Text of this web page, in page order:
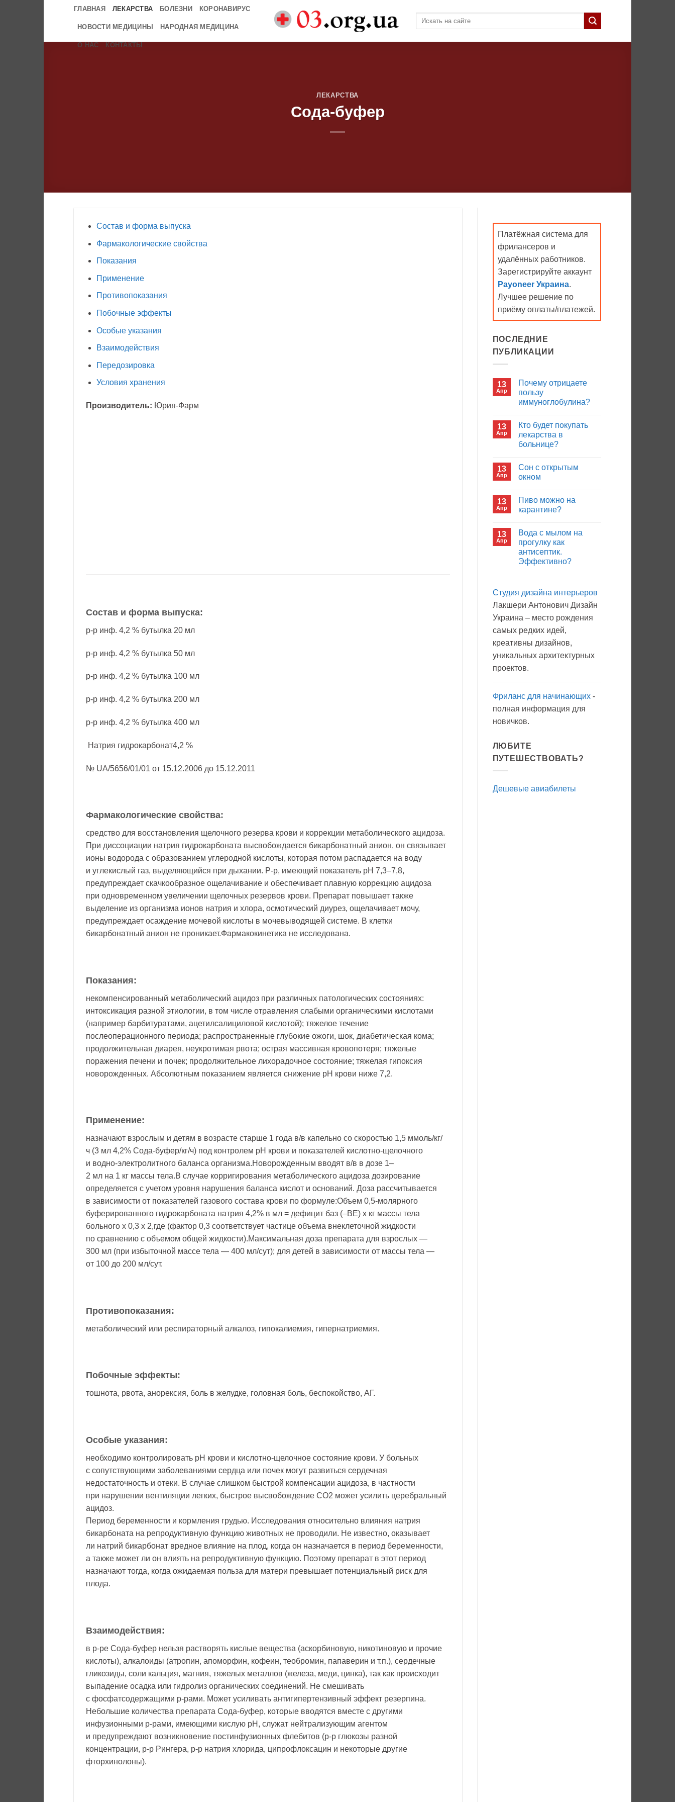
ГЛАВНАЯ ЛЕКАРСТВА БОЛЕЗНИ КОРОНАВИРУС
НОВОСТИ МЕДИЦИНЫ НАРОДНАЯ МЕДИЦИНА
О НАС КОНТАКТЫ
ЛЕКАРСТВА
Сода-буфер
Состав и форма выпуска
Фармакологические свойства
Показания
Применение
Противопоказания
Побочные эффекты
Особые указания
Взаимодействия
Передозировка
Условия хранения
Производитель: Юрия-Фарм
Состав и форма выпуска:
р-р инф. 4,2 % бутылка 20 мл
р-р инф. 4,2 % бутылка 50 мл
р-р инф. 4,2 % бутылка 100 мл
р-р инф. 4,2 % бутылка 200 мл
р-р инф. 4,2 % бутылка 400 мл
Натрия гидрокарбонат4,2 %
№ UA/5656/01/01 от 15.12.2006 до 15.12.2011
Фармакологические свойства:
средство для восстановления щелочного резерва крови и коррекции метаболического ацидоза.
При диссоциации натрия гидрокарбоната высвобождается бикарбонатный анион, он связывает
ионы водорода с образованием углеродной кислоты, которая потом распадается на воду
и углекислый газ, выделяющийся при дыхании. Р-р, имеющий показатель рН 7,3–7,8,
предупреждает скачкообразное ощелачивание и обеспечивает плавную коррекцию ацидоза
при одновременном увеличении щелочных резервов крови. Препарат повышает также
выделение из организма ионов натрия и хлора, осмотический диурез, ощелачивает мочу,
предупреждает осаждение мочевой кислоты в мочевыводящей системе. В клетки
бикарбонатный анион не проникает.Фармакокинетика не исследована.
Показания:
некомпенсированный метаболический ацидоз при различных патологических состояниях:
интоксикация разной этиологии, в том числе отравления слабыми органическими кислотами
(например барбитуратами, ацетилсалициловой кислотой); тяжелое течение
послеоперационного периода; распространенные глубокие ожоги, шок, диабетическая кома;
продолжительная диарея, неукротимая рвота; острая массивная кровопотеря; тяжелые
поражения печени и почек; продолжительное лихорадочное состояние; тяжелая гипоксия
новорожденных. Абсолютным показанием является снижение рН крови ниже 7,2.
Применение:
назначают взрослым и детям в возрасте старше 1 года в/в капельно со скоростью 1,5 ммоль/кг/
ч (3 мл 4,2% Сода-буфер/кг/ч) под контролем рН крови и показателей кислотно-щелочного
и водно-электролитного баланса организма.Новорожденным вводят в/в в дозе 1–
2 мл на 1 кг массы тела.В случае корригирования метаболического ацидоза дозирование
определяется с учетом уровня нарушения баланса кислот и оснований. Доза рассчитывается
в зависимости от показателей газового состава крови по формуле:Объем 0,5-молярного
буферированного гидрокарбоната натрия 4,2% в мл = дефицит баз (–ВЕ) х кг массы тела
больного х 0,3 х 2,где (фактор 0,3 соответствует частице объема внеклеточной жидкости
по сравнению с объемом общей жидкости).Максимальная доза препарата для взрослых —
300 мл (при избыточной массе тела — 400 мл/сут); для детей в зависимости от массы тела —
от 100 до 200 мл/сут.
Противопоказания:
метаболический или респираторный алкалоз, гипокалиемия, гипернатриемия.
Побочные эффекты:
тошнота, рвота, анорексия, боль в желудке, головная боль, беспокойство, АГ.
Особые указания:
необходимо контролировать рН крови и кислотно-щелочное состояние крови. У больных
с сопутствующими заболеваниями сердца или почек могут развиться сердечная
недостаточность и отеки. В случае слишком быстрой компенсации ацидоза, в частности
при нарушении вентиляции легких, быстрое высвобождение СО2 может усилить церебральный
ацидоз.
Период беременности и кормления грудью. Исследования относительно влияния натрия
бикарбоната на репродуктивную функцию животных не проводили. Не известно, оказывает
ли натрий бикарбонат вредное влияние на плод, когда он назначается в период беременности,
а также может ли он влиять на репродуктивную функцию. Поэтому препарат в этот период
назначают тогда, когда ожидаемая польза для матери превышает потенциальный риск для
плода.
Взаимодействия:
в р-ре Сода-буфер нельзя растворять кислые вещества (аскорбиновую, никотиновую и прочие
кислоты), алкалоиды (атропин, апоморфин, кофеин, теобромин, папаверин и т.п.), сердечные
гликозиды, соли кальция, магния, тяжелых металлов (железа, меди, цинка), так как происходит
выпадение осадка или гидролиз органических соединений. Не смешивать
с фосфатсодержащими р-рами. Может усиливать антигипертензивный эффект резерпина.
Небольшие количества препарата Сода-буфер, которые вводятся вместе с другими
инфузионными р-рами, имеющими кислую рН, служат нейтрализующим агентом
и предупреждают возникновение постинфузионных флебитов (р-р глюкозы разной
концентрации, р-р Рингера, р-р натрия хлорида, ципрофлоксацин и некоторые другие
фторхинолоны).
Платёжная система для
фрилансеров и
удалённых работников.
Зарегистрируйте аккаунт
Payoneer Украина.
Лучшее решение по
приёму оплаты/платежей.
ПОСЛЕДНИЕ
ПУБЛИКАЦИИ
13
Апр
Почему отрицаете
пользу
иммуноглобулина?
записи
Почему
отрицаете
пользу
13
Апр
Кто будет покупать
лекарства в
больнице?
записи
Кто
будет
больнице?
13
Апр
Сон с открытым
окном
записи
Сон
с
13
Апр
Пиво можно на
карантине?
записи
Пиво
можно
на
карантине?
13
Апр
Вода с мылом на
прогулку как
антисептик.
Эффективно?
Вода
мылом
на
прогулку
антисептик.
Студия дизайна интерьеров
Лакшери Антонович Дизайн
Украина – место рождения
самых редких идей,
креативны дизайнов,
уникальных архитектурных
проектов.
Фриланс для начинающих-
полная информация для
новичков.
ЛЮБИТЕ
ПУТЕШЕСТВОВАТЬ?
Дешевые авиабилеты